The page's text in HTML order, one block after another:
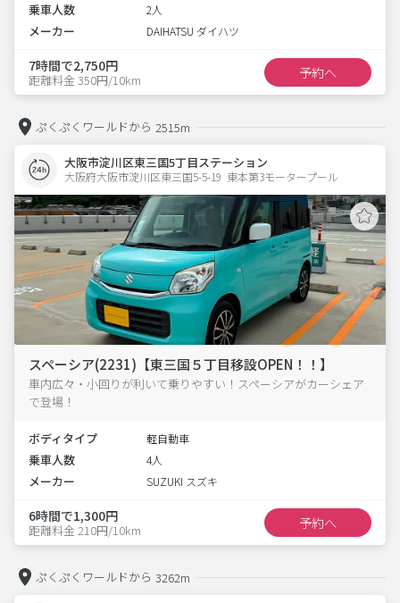
乗車人数 2人
メーカー DAIHATSU ダイハツ
7時間で2,750円
距離料金 350円/10km 予約へ
ぷくぷくワールドから 2515m
大阪市淀川区東三国5丁目ステーション
大阪府大阪市淀川区東三国5-5-19  東本第3モータープール
スペーシア(2231)【東三国５丁目移設OPEN！！】
車内広々・小回りが利いて乗りやすい！スペーシアがカーシェア
で登場！
ボディタイプ 軽自動車
乗車人数 4人
メーカー SUZUKI スズキ
6時間で1,300円
距離料金 210円/10km 予約へ
ぷくぷくワールドから 3262m